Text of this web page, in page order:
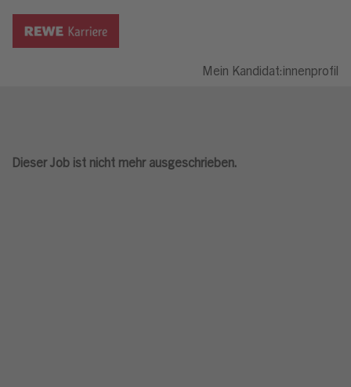
Mein Kandidat:innenprofil
Dieser Job ist nicht mehr ausgeschrieben.